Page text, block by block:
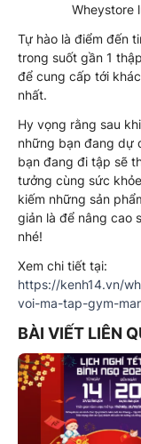
Wheystore
Tự hào là điểm đến
trong suốt gần 1
để cung cấp tới
nhất.
Hy vọng rằng sau
những bạn đang dự
bạn đang đi tập sẽ
tưởng cùng sức
kiếm những sản
giản là để nâng cao
nhé!
Xem chi tiết tại:
https://kenh14.vn/
voi-ma-tap-gym-
BÀI VIẾT LIÊN